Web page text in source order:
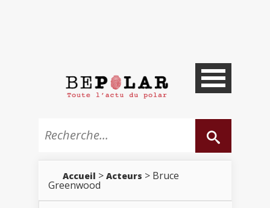
Accueil > Acteurs > Bruce
Greenwood